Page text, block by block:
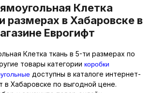
Клетка
размерах в Хабаровске в
Еврогифт
Клетка ткань в 5-ти размерах по
товары категории коробки
доступны в каталоге интернет-
в Хабаровске по выгодной цене.